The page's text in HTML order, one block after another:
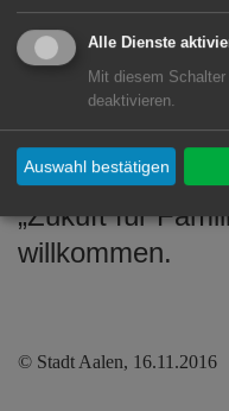
Info
Der Eintritt ist
Stiftung der
„Zukuft für
willkommen.
© Stadt Aalen, 16.11.2016
Alle Dienste
Mit diesem
deaktivieren.
Auswahl bestätigen